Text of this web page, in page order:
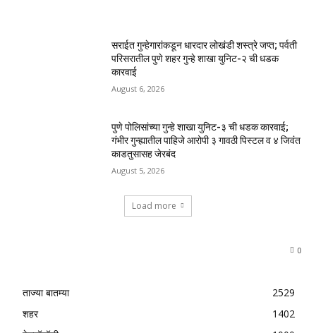
सराईत गुन्हेगारांकडून धारदार लोखंडी शस्त्रे जप्त; पर्वती
परिसरातील पुणे शहर गुन्हे शाखा युनिट-२ ची धडक
कारवाई
August 6, 2026
पुणे पोलिसांच्या गुन्हे शाखा युनिट-३ ची धडक कारवाई;
गंभीर गुन्ह्यातील पाहिजे आरोपी ३ गावठी पिस्टल व ४ जिवंत
काडतुसासह जेरबंद
August 5, 2026
Load more
0
ताज्या बातम्या
2529
शहर
1402